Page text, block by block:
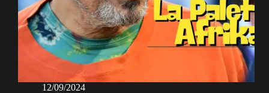
12/09/2024